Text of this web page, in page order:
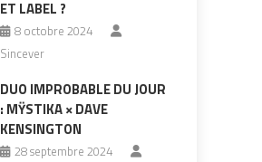
ET LABEL ?
8 octobre 2024
Sincever
DUO IMPROBABLE DU JOUR
: MŸSTIKA × DAVE
KENSINGTON
28 septembre 2024